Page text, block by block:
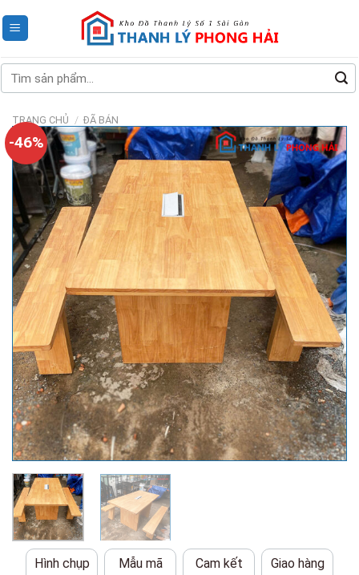
to
Tìm
kiếm:
TRANG CHỦ / ĐÃ BÁN
-46%
Hình chụp
Mẫu mã
Cam kết
Giao hàng